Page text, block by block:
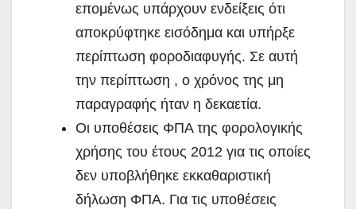
επομένως υπάρχουν ενδείξεις ότι
αποκρύφτηκε εισόδημα και υπήρξε
περίπτωση φοροδιαφυγής. Σε αυτή
την περίπτωση , ο χρόνος της μη
παραγραφής ήταν η δεκαετία.
Οι υποθέσεις ΦΠΑ της φορολογικής
χρήσης του έτους 2012 για τις οποίες
δεν υποβλήθηκε εκκαθαριστική
δήλωση ΦΠΑ. Για τις υποθέσεις